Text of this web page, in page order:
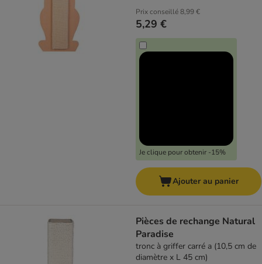
Prix conseillé8,99 €
5,29 €
Je clique pour obtenir -15%
Ajouter au panier
Pièces de rechange Natural
Paradise
tronc à griffer carré a (10,5 cm de
diamètre x L 45 cm)